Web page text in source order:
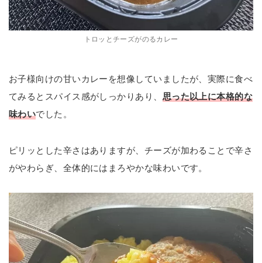
トロッとチーズがのるカレー
お子様向けの甘いカレーを想像していましたが、実際に食べ
てみるとスパイス感がしっかりあり、 思った以上に本格的な
味わいでした。
ピリッとした辛さはありますが、チーズが加わることで辛さ
がやわらぎ、全体的にはまろやかな味わいです。